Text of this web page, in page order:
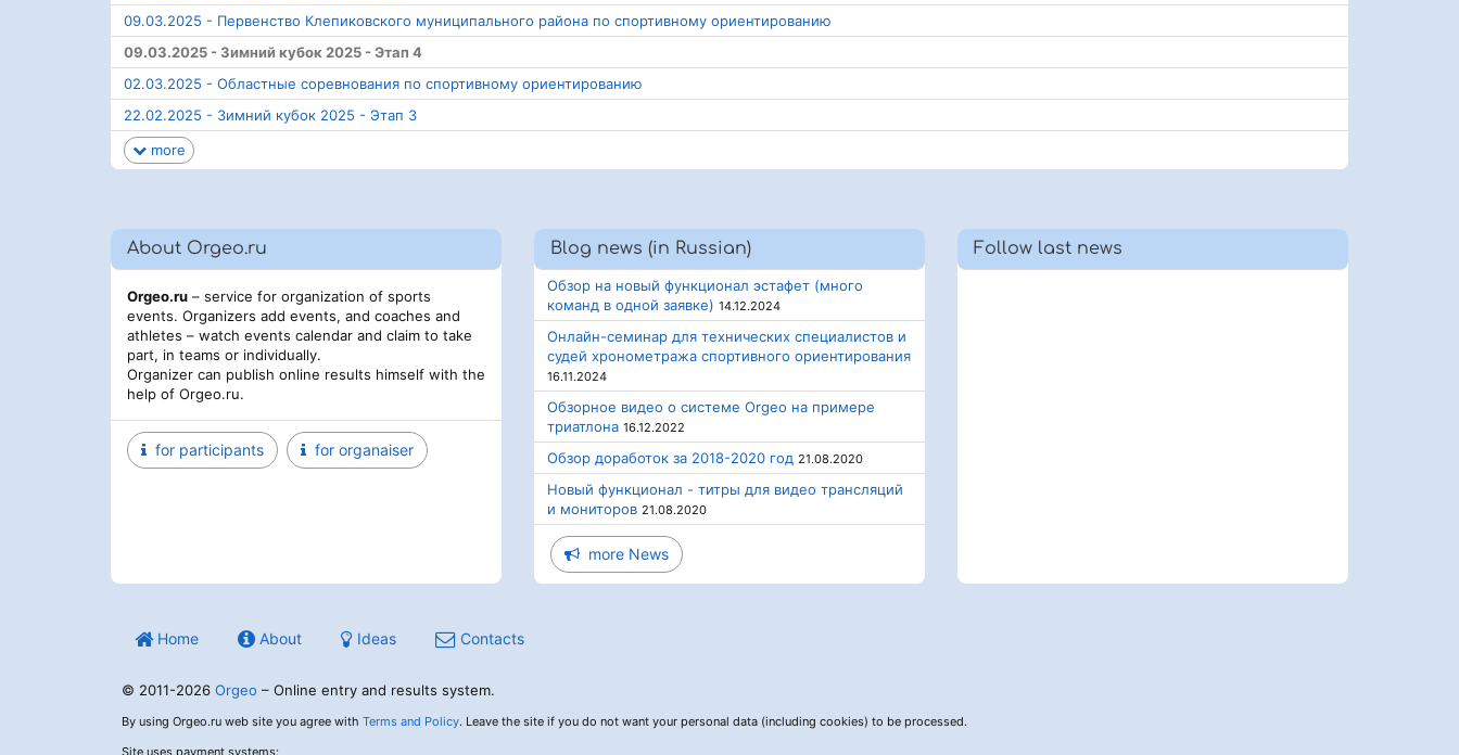
09.03.2025 - Первенство Клепиковского муниципального района по спортивному ориентированию
09.03.2025 - Зимний кубок 2025 - Этап 4
02.03.2025 - Областные соревнования по спортивному ориентированию
22.02.2025 - Зимний кубок 2025 - Этап 3
more
About Orgeo.ru
Orgeo.ru – service for organization of sports
events. Organizers add events, and coaches and
athletes – watch events calendar and claim to take
part, in teams or individually.
Organizer can publish online results himself with the
help of Orgeo.ru.
for participants for organaiser
Blog news (in Russian)
Обзор на новый функционал эстафет (много
команд в одной заявке) 14.12.2024
Онлайн-семинар для технических специалистов и
судей хронометража спортивного ориентирования
16.11.2024
Обзорное видео о системе Orgeo на примере
триатлона 16.12.2022
Обзор доработок за 2018-2020 год 21.08.2020
Новый функционал - титры для видео трансляций
и мониторов 21.08.2020
more News
Follow last news
Home About Ideas Contacts
© 2011-2026 Orgeo – Online entry and results system.
By using Orgeo.ru web site you agree with Terms and Policy. Leave the site if you do not want your personal data (including cookies) to be processed.
Site uses payment systems: